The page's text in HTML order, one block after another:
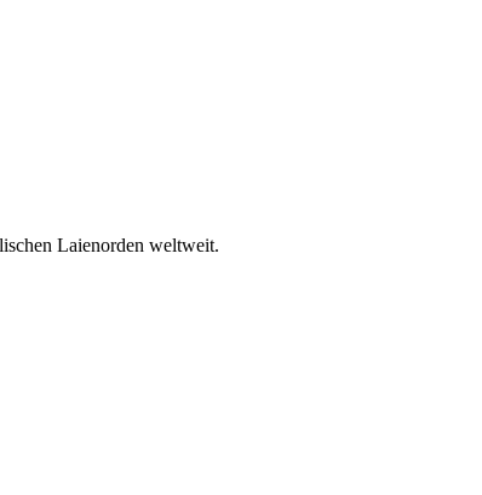
Laienorden weltweit.